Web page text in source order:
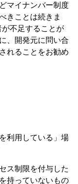
マイナンバー制度
きことは続きま
不足することが
、開発元に問い合
れることをお勧め
利用している」場
ス制限を付与した
持っていないもの